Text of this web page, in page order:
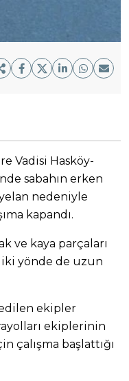
Vadisi Hasköy-
sabahın erken
nedeniyle
kapandı.
ve kaya parçaları
yönde de uzun
ekipler
ekiplerinin
çalışma başlattığı